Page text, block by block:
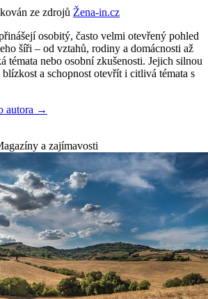
ze zdrojů Žena-in.cz
osobitý, často velmi otevřený pohled
šíři – od vztahů, rodiny a domácnosti až
témata nebo osobní zkušenosti. Jejich silnou
a schopnost otevřít i citlivá témata s
autora →
a zajímavosti